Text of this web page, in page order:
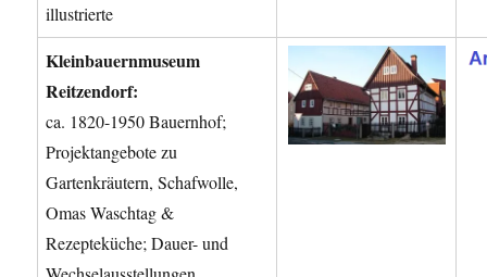
illustrierte
Kleinbauernmuseum
Reitzendorf:
ca. 1820-1950 Bauernhof;
Projektangebote zu
Gartenkräutern, Schafwolle,
Omas Waschtag &
Rezepteküche; Dauer- und